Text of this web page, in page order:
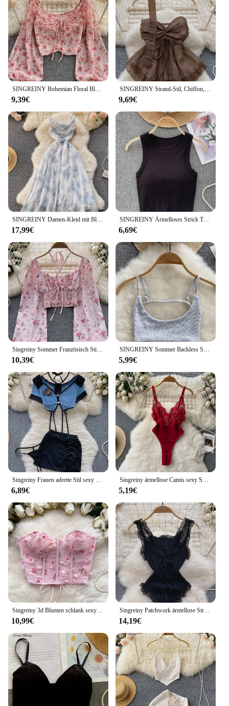
9,39€ 9,69€
17,99€
SINGREINY Ärmelloses Strick Top Frauen Backless Koreanische Bh O Neck Feste Elastische Taille Damen Elegante Mode Lässig Crop Top
6,69€
Singreiny Sommer Französisch Stil drucken kurze Bluse 2024 lange Ärmel elastische Strand Top Frauen Mode rücken freie geraffte Blumen bluse
10,39€
SINGREINY Sommer Backless Sexy Leibchen Frauen Strap Schlank Strand Top 2023 Ärmellose Streetwear Koreanische Strap Sinnliche Tank Top
5,99€
Singreiny Frauen adrette Stil sexy Uniform Sets 2023 V-Ausschnitt schiere Top Schnür Minirock Riemen aushöhlen Cosplay Porno Anzüge
6,89€
Singreiny ärmellose Camis sexy Spitze Bodys Frauen rücken freie schlanke Dessous schiere Stram pler Sommernacht Club erotische Spiel anzüge
5,19€
Singreiny 3d Blumen schlank sexy Top American Ins Cross Bandage kurze Korsett weibliche ärmellose Hotsweet träger lose Mesh Camis
10,99€
Singreiny Patchwork ärmellose Strick oberteil Frauen elegante rücken freie feste elastische Taille Damen Sommer lässige Spitze schlanke Bluse
14,19€